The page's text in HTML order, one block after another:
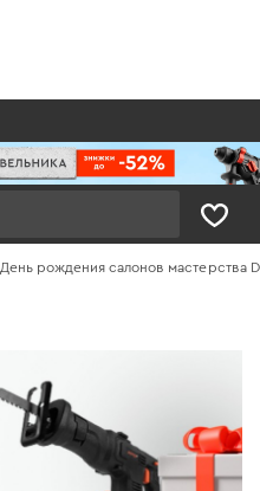
День рождения салонов мастерства